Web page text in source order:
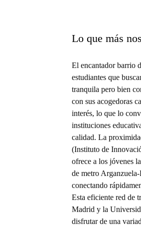
características más
compartir momentos
reciben una
entrar a vivir,
que los estudiantes
Lo que más
El encantador barrio
estudiantes que
tranquila pero bien
con sus acogedoras
interés, lo que lo
instituciones
calidad. La
(Instituto de
ofrece a los jóvenes
de metro
conectando
Esta eficiente red de
Madrid y la
disfrutar de una